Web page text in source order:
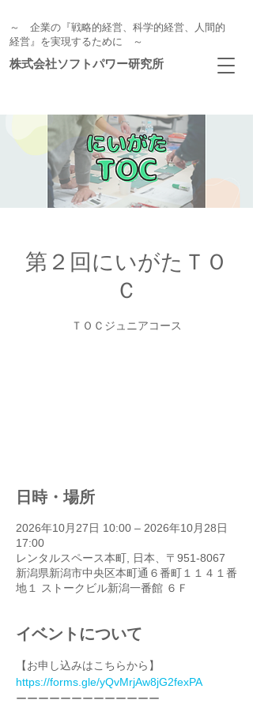
～ 企業の『戦略的経営、科学的経営、人間的
経営』を実現するために ～
株式会社ソフトパワー研究所
第２回にいがたＴＯ
Ｃ
ＴＯＣジュニアコース
日時・場所
2026年10月27日 10:00 – 2026年10月28日
17:00
レンタルスペース本町, 日本、〒951-8067
新潟県新潟市中央区本町通６番町１１４１番
地１ ストークビル新潟一番館 ６Ｆ
イベントについて
【お申し込みはこちらから】
https://forms.gle/yQvMrjAw8jG2fexPA
ーーーーーーーーーーーーー